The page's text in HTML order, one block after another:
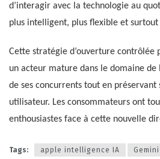
d’interagir avec la technologie au
plus intelligent, plus flexible et surtout
Cette stratégie d’ouverture contrôlée
un acteur mature dans le domaine de
de ses concurrents tout en préservant
utilisateur. Les consommateurs ont
enthousiastes face à cette nouvelle
Tags: apple intelligence IA